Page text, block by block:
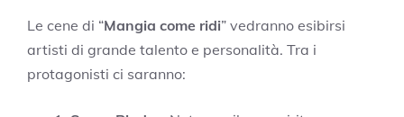
Le cene di “Mangia come ridi” vedranno esibirsi
artisti di grande talento e personalità. Tra i
protagonisti ci saranno: